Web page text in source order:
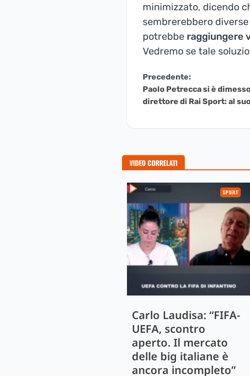
minimizzato, dicendo
sembrerebbero
potrebbe raggiungere
Vedremo se tale
Continua
a
Precedente:
Paolo Petrecca si è
direttore di Rai Sport: al
VIDEO CORRELATI
SPORT
Carlo Laudisa: “FIFA-
UEFA, scontro
aperto. Il mercato
delle big italiane è
ancora incompleto”